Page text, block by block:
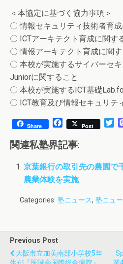
＜本協定に基づく協力事項＞
〇 情報セキュリティ技術者育
〇 ICTアーキテクト育成に関す
〇 情報アーキテクト育成に関す
〇 本校が実施するサイバーセ
Juniorに関すること
〇 本校が実施するICT基礎
〇 ICT教育及び情報セキュリテ
Share
F
c
e
b
o
o
Post
t
e
関連私塾界記事:
京葉銀行の取引先の農園で
農業体験を実施
Categories: 塾ニュース, 塾ニュ
Previous Post
大阪市立加美南部小学校5年